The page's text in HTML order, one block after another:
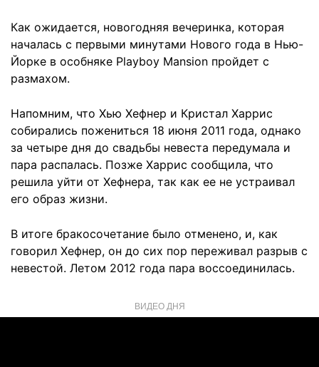
Как ожидается, новогодняя вечеринка, которая
началась с первыми минутами Нового года в Нью-
Йорке в особняке Playboy Mansion пройдет с
размахом.
Напомним, что Хью Хефнер и Кристал Харрис
собирались пожениться 18 июня 2011 года, однако
за четыре дня до свадьбы невеста передумала и
пара распалась. Позже Харрис сообщила, что
решила уйти от Хефнера, так как ее не устраивал
его образ жизни.
В итоге бракосочетание было отменено, и, как
говорил Хефнер, он до сих пор переживал разрыв с
невестой. Летом 2012 года пара воссоединилась.
ВИДЕО ДНЯ